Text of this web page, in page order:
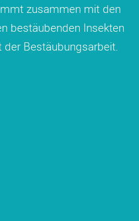
zusammen mit den
bestäubenden Insekten
Bestäubungsarbeit.